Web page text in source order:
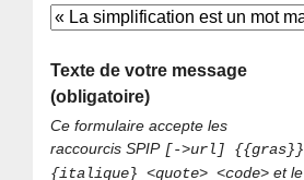
Texte de votre message
(obligatoire)
Ce formulaire accepte les
raccourcis SPIP [->url] {{gras}}
{italique} <quote> <code> et le